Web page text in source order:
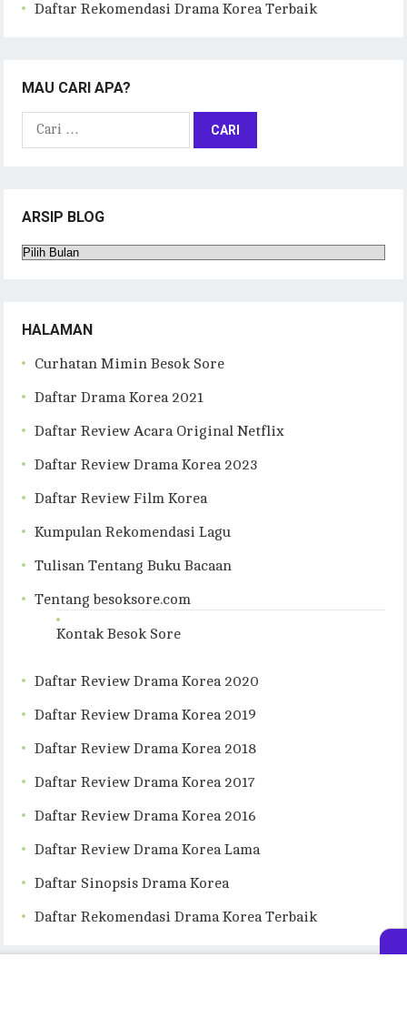
Daftar Rekomendasi Drama Korea Terbaik
MAU CARI APA?
Cari
ARSIP BLOG
Arsip
HALAMAN
Curhatan Mimin Besok Sore
Daftar Drama Korea 2021
Daftar Review Acara Original Netflix
Daftar Review Drama Korea 2023
Daftar Review Film Korea
Kumpulan Rekomendasi Lagu
Tulisan Tentang Buku Bacaan
Tentang besoksore.com
Kontak Besok Sore
Daftar Review Drama Korea 2020
Daftar Review Drama Korea 2019
Daftar Review Drama Korea 2018
Daftar Review Drama Korea 2017
Daftar Review Drama Korea 2016
Daftar Review Drama Korea Lama
Daftar Sinopsis Drama Korea
Daftar Rekomendasi Drama Korea Terbaik